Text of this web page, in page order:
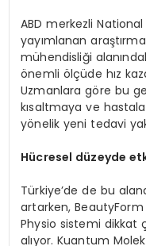
ABD merkezli
yayımlanan
mühendisliği
önemli ölçüde hız
Uzmanlara göre bu
kısaltmaya ve
yönelik yeni tedavi
Hücresel düzeyde
Türkiye’de de bu
artarken,
Physio sistemi dikkat
alıyor. Kuantum